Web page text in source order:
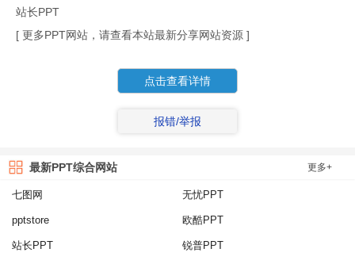
站长PPT
[ 更多PPT网站，请查看本站最新分享网站资源 ]
点击查看详情
报错/举报
最新PPT综合网站 更多+
七图网 无忧PPT
pptstore 欧酷PPT
站长PPT 锐普PPT